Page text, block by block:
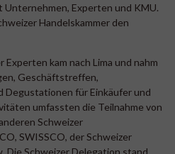
Experten und KMU.
Handelskammer den
kam nach Lima und nahm
Geschäftstreffen,
Degustationen für Einkäufer und
umfassten die Teilnahme von
Schweizer
SWISSCO, der Schweizer
Die Schweizer Delegation stand